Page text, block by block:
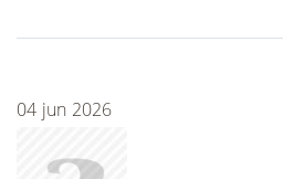
04 jun 2026